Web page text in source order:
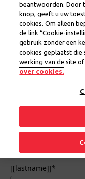
Geïnteresseerd
onderstaande
volledige gids:
[[gender]]*
[[gender_male]]
[[gender_nosay]]
[[firstname]]*
[[lastname]]*
beantwoorden. Door
knop, geeft u uw
cookies. Om alleen
de link “Cookie-
gebruik zonder een
cookies geplaatst
werking van de site
over cookies.